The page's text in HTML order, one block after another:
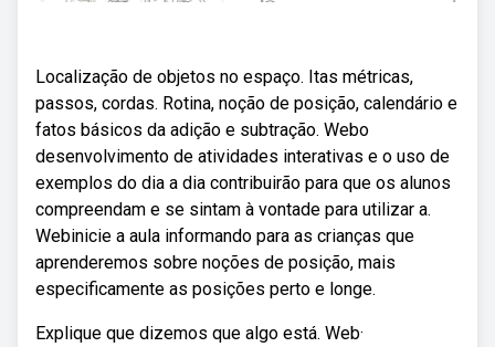
Localização de objetos no espaço. Itas métricas,
passos, cordas. Rotina, noção de posição, calendário e
fatos básicos da adição e subtração. Webo
desenvolvimento de atividades interativas e o uso de
exemplos do dia a dia contribuirão para que os alunos
compreendam e se sintam à vontade para utilizar a.
Webinicie a aula informando para as crianças que
aprenderemos sobre noções de posição, mais
especificamente as posições perto e longe.
Explique que dizemos que algo está. Web·